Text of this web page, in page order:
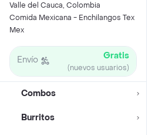
Valle del Cauca, Colombia
Comida Mexicana - Enchilangos Tex
Mex
Envío Gratis
(nuevos usuarios)
Combos
Burritos